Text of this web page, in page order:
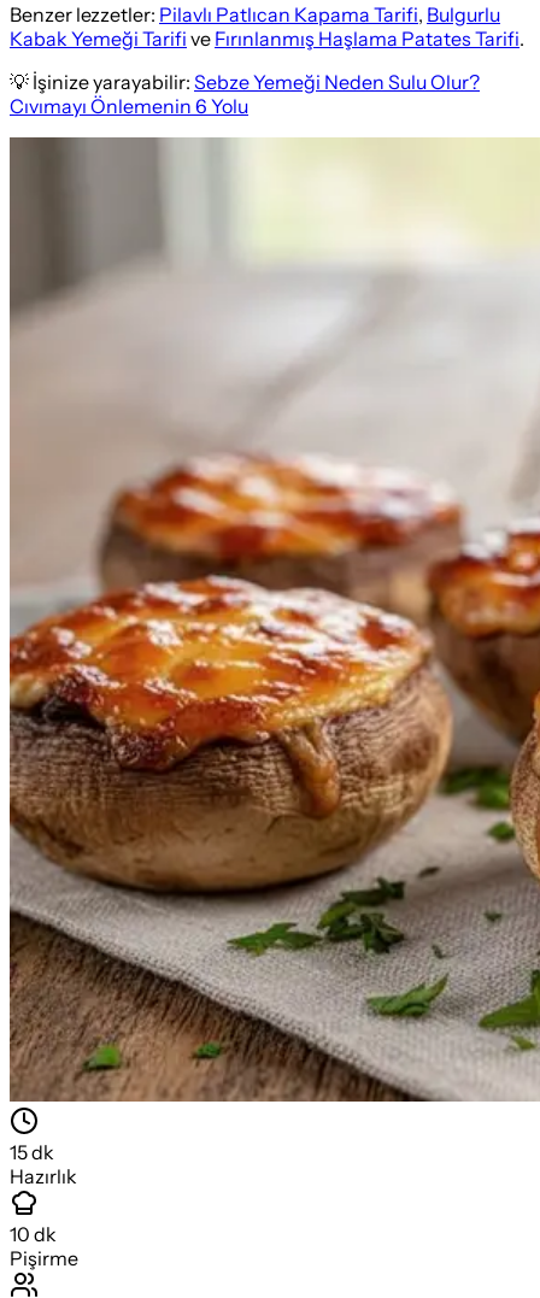
Benzer lezzetler: Pilavlı Patlıcan Kapama Tarifi, Bulgurlu
Kabak Yemeği Tarifi ve Fırınlanmış Haşlama Patates Tarifi.
💡 İşinize yarayabilir: Sebze Yemeği Neden Sulu Olur?
Cıvımayı Önlemenin 6 Yolu
15dk
Hazırlık
10 dk
Pişirme